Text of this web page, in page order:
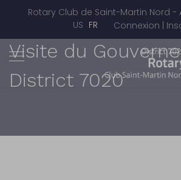
Rotary Club de Saint-Martin Nord -
Sélectionnez votre
US FR Connexion |
Visite du
District 7020